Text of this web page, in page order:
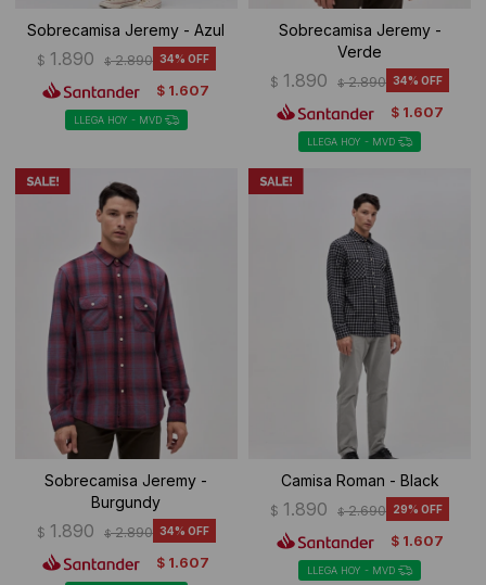
Sobrecamisa Jeremy - Azul
$ 1.890 $ 2.890 34
$ 1.607
LLEGA HOY - MVD
Sobrecamisa Jeremy -
Verde
$ 1.890 $ 2.890 34
$ 1.607
LLEGA HOY - MVD
Sobrecamisa Jeremy -
Burgundy
$ 1.890 $ 2.890 34
$ 1.607
Camisa Roman - Black
$ 1.890 $ 2.690 29
$ 1.607
LLEGA HOY - MVD